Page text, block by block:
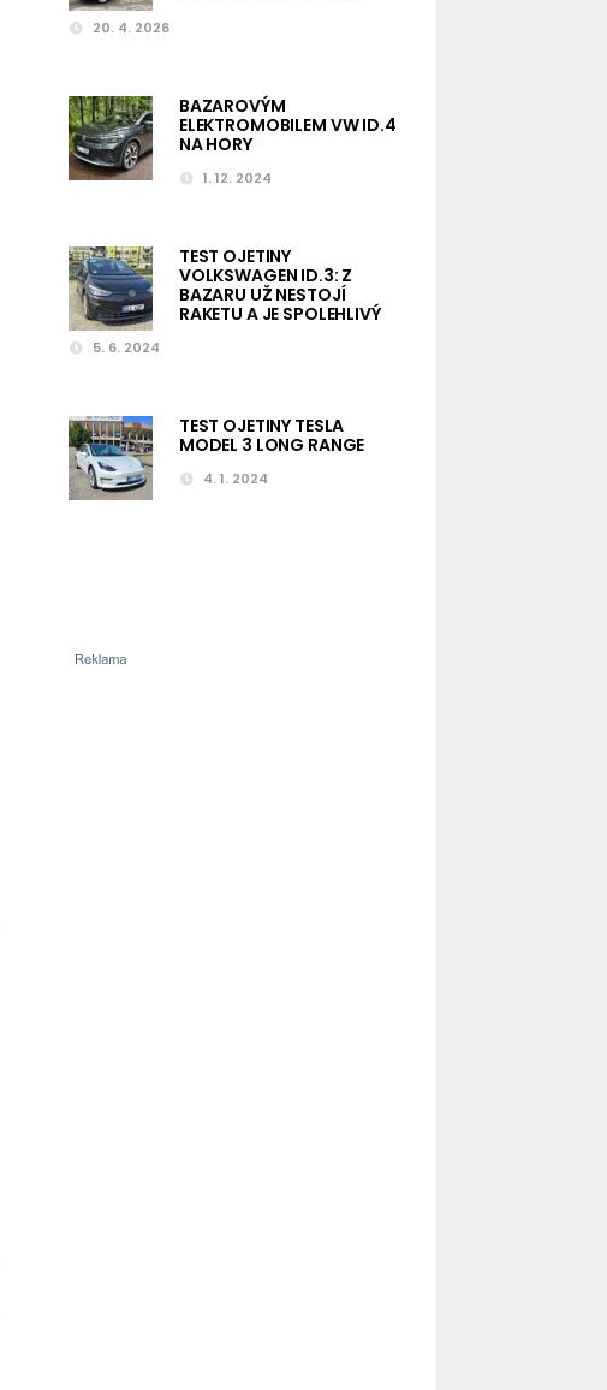
20. 4. 2026
BAZAROVÝM
ELEKTROMOBILEM VW ID.4
NA HORY
1. 12. 2024
TEST OJETINY
VOLKSWAGEN ID.3: Z
BAZARU UŽ NESTOJÍ
RAKETU A JE SPOLEHLIVÝ
5. 6. 2024
TEST OJETINY TESLA
MODEL 3 LONG RANGE
4. 1. 2024